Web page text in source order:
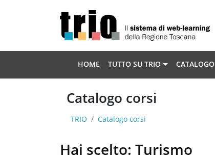
HOME TUTTO SU TRIO CATALOGO
Catalogo corsi
TRIO Catalogo corsi
Hai scelto: Turismo